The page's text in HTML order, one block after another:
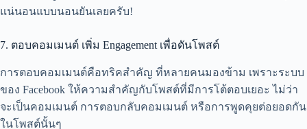
แน่นอนแบบนอนยันเลยครับ!
7. ตอบคอมเมนต์ เพิ่ม Engagement เพื่อดันโพสต์
การตอบคอมเมนต์คือทริคสำคัญ ที่หลายคนมองข้าม เพราะระบบ
ของ Facebook ให้ความสำคัญกับโพสต์ที่มีการโต้ตอบเยอะ ไม่ว่า
จะเป็นคอมเมนต์ การตอบกลับคอมเมนต์ หรือการพูดคุยต่อยอดกัน
ในโพสต์นั้นๆ